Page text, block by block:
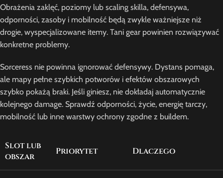
Obrażenia zaklęć, poziomy lub scaling skilla, defensywa,
odporności, zasoby i mobilność będą zwykle ważniejsze niż
drogie, wyspecjalizowane itemy. Tani gear powinien rozwiązywać
konkretne problemy.
Sorceress nie powinna ignorować defensywy. Dystans pomaga,
ale mapy pełne szybkich potworów i efektów obszarowych
szybko pokażą braki. Jeśli giniesz, nie dokładaj automatycznie
kolejnego damage. Sprawdź odporności, życie, energię tarczy,
mobilność lub inne warstwy ochrony zgodne z buildem.
Slot lub
obszar
Priorytet Dlaczego